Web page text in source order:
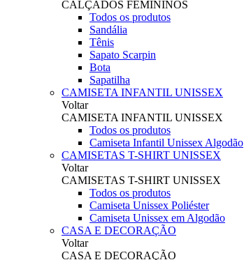
CALÇADOS FEMININOS
Todos os produtos
Sandália
Tênis
Sapato Scarpin
Bota
Sapatilha
CAMISETA INFANTIL UNISSEX
Voltar
CAMISETA INFANTIL UNISSEX
Todos os produtos
Camiseta Infantil Unissex Algodão
CAMISETAS T-SHIRT UNISSEX
Voltar
CAMISETAS T-SHIRT UNISSEX
Todos os produtos
Camiseta Unissex Poliéster
Camiseta Unissex em Algodão
CASA E DECORAÇÃO
Voltar
CASA E DECORAÇÃO